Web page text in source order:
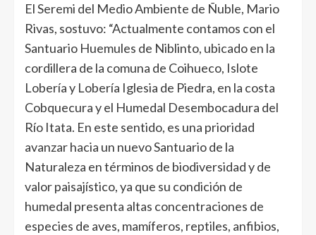
El Seremi del Medio Ambiente de Ñuble, Mario
Rivas, sostuvo: “Actualmente contamos con el
Santuario Huemules de Niblinto, ubicado en la
cordillera de la comuna de Coihueco, Islote
Lobería y Lobería Iglesia de Piedra, en la costa
Cobquecura y el Humedal Desembocadura del
Río Itata. En este sentido, es una prioridad
avanzar hacia un nuevo Santuario de la
Naturaleza en términos de biodiversidad y de
valor paisajístico, ya que su condición de
humedal presenta altas concentraciones de
especies de aves, mamíferos, reptiles, anfibios,